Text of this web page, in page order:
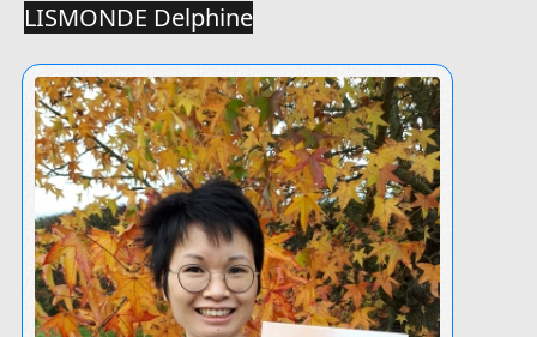
LISMONDE Delphine